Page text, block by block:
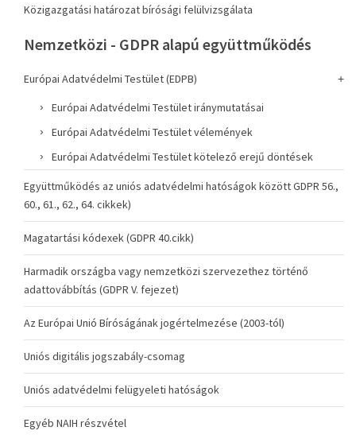
Közigazgatási határozat bírósági felülvizsgálata
Nemzetközi - GDPR alapú együttműködés
Európai Adatvédelmi Testület (EDPB)
Európai Adatvédelmi Testület iránymutatásai
Európai Adatvédelmi Testület vélemények
Európai Adatvédelmi Testület kötelező erejű döntések
Együttműködés az uniós adatvédelmi hatóságok között GDPR 56.,
60., 61., 62., 64. cikkek)
Magatartási kódexek (GDPR 40.cikk)
Harmadik országba vagy nemzetközi szervezethez történő
adattovábbítás (GDPR V. fejezet)
Az Európai Unió Bíróságának jogértelmezése (2003-tól)
Uniós digitális jogszabály-csomag
Uniós adatvédelmi felügyeleti hatóságok
Egyéb NAIH részvétel